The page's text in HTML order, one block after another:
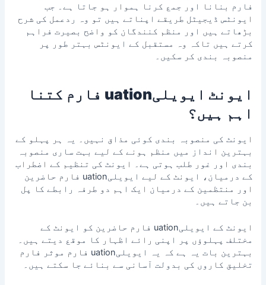
فارم بنانا اور جمع کرنا ہموار ہو جاتا ہے۔ جب
ایونٹس ڈیجیٹل طریقے اپناتے ہیں تو وہ ردعمل کی شرح
بڑھاتے ہیں اور منظم کنندگان کو واضح بصیرت فراہم
کرتے ہیں تاکہ وہ مستقبل کے ایونٹس بہتر طور پر
منصوبہ بندی کر سکیں۔
ایونٹ ایویلیuation فارم کتنا
اہم ہیں؟
ایونٹ کی منصوبہ بندی کوئی مذاق نہیں۔ یہ ہر پہلو کے
بہترین انداز میں منظم ہونے کے لیے بہت ساری منصوبہ
بندی اور غور طلب ہوتی ہے۔ ایونٹ کی تنظیم کے اضطراب
کے درمیان، ایونٹ کے لیے ایویلیuation فارم حاضرین
اور منتظمین کے درمیان ایک اہم دو طرفہ رابطے کا پل
بن جاتے ہیں۔
ایونٹ کے ایویلیuation فارم حاضرین کو ایونٹ کے
مختلف پہلوؤں پر اپنی رائے اظہار کا موقع دیتے ہیں۔
بہترین بات یہ ہے کہ یہ ایویلیuation فارم موثر فارم
تخلیق کاروں کی بدولت آسانی سے بنائے جا سکتے ہیں۔